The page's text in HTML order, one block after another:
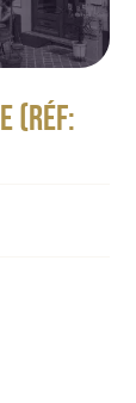
(RÉF: